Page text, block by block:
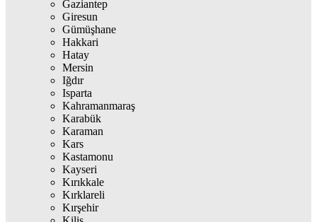
Gaziantep
Giresun
Gümüşhane
Hakkari
Hatay
Mersin
Iğdır
Isparta
Kahramanmaraş
Karabük
Karaman
Kars
Kastamonu
Kayseri
Kırıkkale
Kırklareli
Kırşehir